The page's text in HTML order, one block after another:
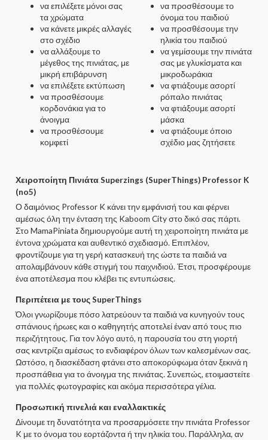
να επιλέξετε μόνοι σας
τα χρώματα
να κάνετε μικρές αλλαγές
στο σχέδιο
να αλλάξουμε το
μέγεθος της πινιάτας, με
μικρή επιβάρυνση
να επιλέξετε εκτύπωση
να προσθέσουμε
κορδονάκια για το
άνοιγμα
να προσθέσουμε
κομφετί
να προσθέσουμε το
όνομα του παιδιού
να προσθέσουμε την
ηλικία του παιδιού
να γεμίσουμε την πινιάτα
σας με γλυκίσματα και
μικροδωράκια
να φτιάξουμε ασορτί
ρόπαλο πινιάτας
να φτιάξουμε ασορτί
μάσκα
να φτιάξουμε όποιο
σχέδιο μας ζητήσετε
Χειροποίητη Πινιάτα Superzings (SuperThings) Professor K
(no5)
Ο δαιμόνιος Professor K κάνει την εμφάνισή του και φέρνει
αμέσως όλη την ένταση της Kaboom City στο δικό σας πάρτι.
Στο MamaPiniata δημιουργούμε αυτή τη χειροποίητη πινιάτα με
έντονα χρώματα και αυθεντικό σχεδιασμό. Επιπλέον,
φροντίζουμε για τη γερή κατασκευή της ώστε τα παιδιά να
απολαμβάνουν κάθε στιγμή του παιχνιδιού. Έτσι, προσφέρουμε
ένα αποτέλεσμα που κλέβει τις εντυπώσεις.
Περιπέτεια με τους SuperThings
Όλοι γνωρίζουμε πόσο λατρεύουν τα παιδιά να κυνηγούν τους
σπάνιους ήρωες και ο καθηγητής αποτελεί έναν από τους πιο
περιζήτητους. Για τον λόγο αυτό, η παρουσία του στη γιορτή
σας κεντρίζει αμέσως το ενδιαφέρον όλων των καλεσμένων σας.
Ωστόσο, η διασκέδαση φτάνει στο αποκορύφωμα όταν ξεκινά η
προσπάθεια για το άνοιγμα της πινιάτας. Συνεπώς, ετοιμαστείτε
για πολλές φωτογραφίες και ακόμα περισσότερα γέλια.
Προσωπική πινελιά και εναλλακτικές
Δίνουμε τη δυνατότητα να προσαρμόσετε την πινιάτα Professor
K με το όνομα του εορτάζοντα ή την ηλικία του. Παράλληλα, αν